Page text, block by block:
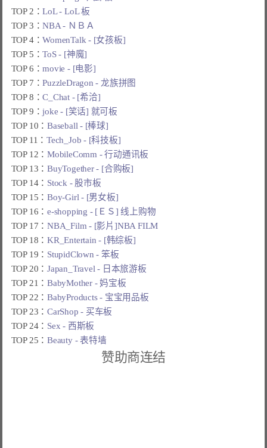
TOP 2：LoL - LoL 板
TOP 3：NBA - ＮＢＡ
TOP 4：WomenTalk - [女孩板]
TOP 5：ToS - [神魔]
TOP 6：movie - [电影]
TOP 7：PuzzleDragon - 龙族拼图
TOP 8：C_Chat - [希洽]
TOP 9：joke - [笑话] 就可板
TOP 10：Baseball - [棒球]
TOP 11：Tech_Job - [科技板]
TOP 12：MobileComm - 行动通讯板
TOP 13：BuyTogether - [合购板]
TOP 14： Stock - 股市板
TOP 15：Boy-Girl - [男女板]
TOP 16：e-shopping - [ＥＳ] 线上购物
TOP 17：NBA_Film - [影片]NBA FILM
TOP 18：KR_Entertain - [韩综板]
TOP 19： StupidClown - 笨板
TOP 20：Japan_Travel - 日本旅游板
TOP 21：BabyMother - 妈宝板
TOP 22：BabyProducts - 宝宝用品板
TOP 23：CarShop - 买车板
TOP 24： Sex - 西斯板
TOP 25：Beauty - 表特墙
赞助商连结